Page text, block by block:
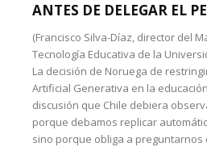
ANTES DE DELEGAR EL
(Francisco Silva-Díaz, director del
Tecnología Educativa de la
La decisión de Noruega de
Artificial Generativa en la
discusión que Chile debiera
porque debamos replicar
sino porque obliga a preguntarnos